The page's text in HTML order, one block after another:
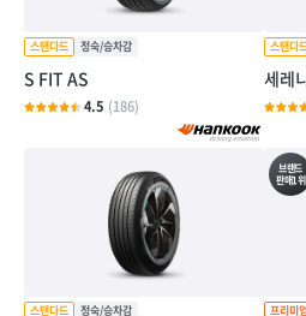
S FIT AS
4.5 (186)
세레
브랜드
판매1위